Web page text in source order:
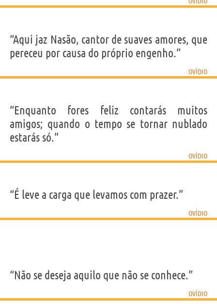
“Aqui jaz Nasão, cantor de suaves amores, que
pereceu por causa do próprio engenho.”
OVÍDIO
“Enquanto fores feliz contarás muitos
amigos; quando o tempo se tornar nublado
estarás só.”
OVÍDIO
“É leve a carga que levamos com prazer.”
OVÍDIO
“Não se deseja aquilo que não se conhece.”
OVÍDIO